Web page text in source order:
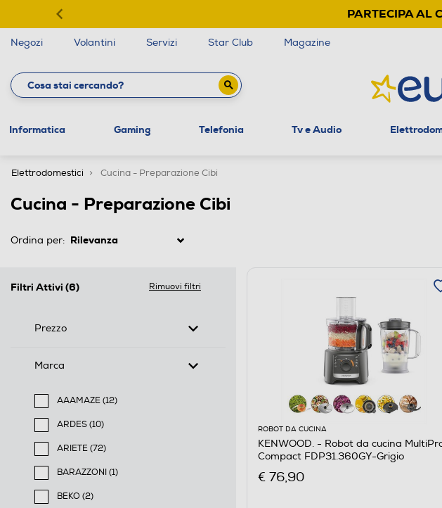
PARTECIPA AL
Negozi Volantini Servizi Star Club Magazine
Informatica Gaming Telefonia Tv e Audio
Elettrodomestici Cucina - Preparazione Cibi
Cucina - Preparazione Cibi
Ordina per:
Filtri Attivi (6) Rimuovi filtri
Prezzo
Marca
AAAMAZE (12)
Filtra per Marca: AAAMAZE
ARDES (10)
Filtra per Marca: ARDES
ARIETE (72)
Filtra per Marca: ARIETE
BARAZZONI (1)
Filtra per Marca: BARAZZONI
BEKO (2)
ROBOT DA CUCINA
KENWOOD. - Robot da cucina
Compact FDP31.360GY-Grigio
€ 76,90